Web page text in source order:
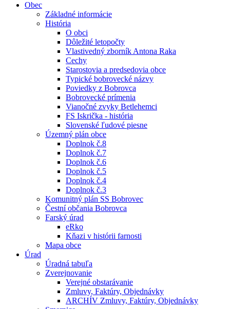
Obec
Základné informácie
História
O obci
Dôležité letopočty
Vlastivedný zborník Antona Raka
Cechy
Starostovia a predsedovia obce
Typické bobrovecké názvy
Poviedky z Bobrovca
Bobrovecké prímenia
Vianočné zvyky Betlehemci
FS Iskrička - história
Slovenské ľudové piesne
Územný plán obce
Doplnok č.8
Doplnok č.7
Doplnok č.6
Doplnok č.5
Doplnok č.4
Doplnok č.3
Komunitný plán SS Bobrovec
Čestní občania Bobrovca
Farský úrad
eRko
Kňazi v histórii farnosti
Mapa obce
Úrad
Úradná tabuľa
Zverejnovanie
Verejné obstarávanie
Zmluvy, Faktúry, Objednávky
ARCHÍV Zmluvy, Faktúry, Objednávky